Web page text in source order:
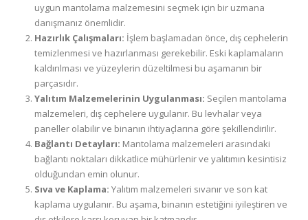
uygun mantolama malzemesini seçmek için bir uzmana
danışmanız önemlidir.
Hazırlık Çalışmaları: İşlem başlamadan önce, dış cephelerin
temizlenmesi ve hazırlanması gerekebilir. Eski kaplamaların
kaldırılması ve yüzeylerin düzeltilmesi bu aşamanın bir
parçasıdır.
Yalıtım Malzemelerinin Uygulanması: Seçilen mantolama
malzemeleri, dış cephelere uygulanır. Bu levhalar veya
paneller olabilir ve binanın ihtiyaçlarına göre şekillendirilir.
Bağlantı Detayları: Mantolama malzemeleri arasındaki
bağlantı noktaları dikkatlice mühürlenir ve yalıtımın kesintisiz
olduğundan emin olunur.
Sıva ve Kaplama: Yalıtım malzemeleri sıvanır ve son kat
kaplama uygulanır. Bu aşama, binanın estetiğini iyileştiren ve